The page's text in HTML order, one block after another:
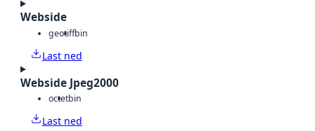
Webside
geotiffbin
Last ned
Webside Jpeg2000
octetbin
Last ned